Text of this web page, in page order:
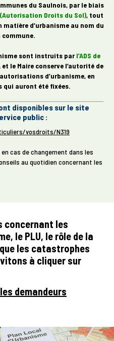
du Saulnois, par le biais
(Autorisation Droits du Sol), tout
d’urbanisme au nom du
commune.
sont instruits par l’ADS de
et le Maire conserve l’autorité de
d’urbanisme, en
qui auront été fixées.
disponibles sur le site
public :
vosdroits/N319
cas de changement dans les
au quotidien concernant les
concernant les
le PLU, le rôle de la
les catastrophes
à cliquer sur
demandeurs